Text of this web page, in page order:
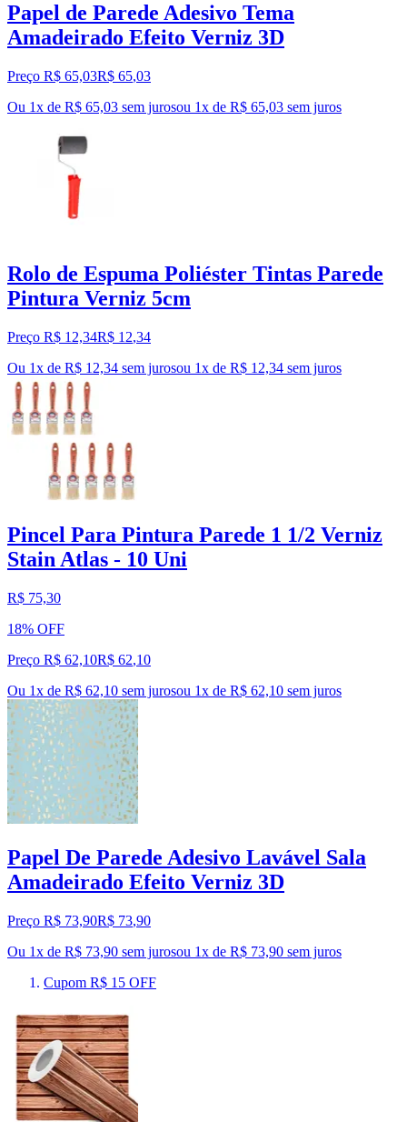
Papel de Parede Adesivo Tema
Amadeirado Efeito Verniz 3D
Preço R$ 65,03R$ 65,03
Ou 1x de R$ 65,03 sem jurosou 1x de R$ 65,03 sem juros
Rolo de Espuma Poliéster Tintas Parede
Pintura Verniz 5cm
Preço R$ 12,34R$ 12,34
Ou 1x de R$ 12,34 sem jurosou 1x de R$ 12,34 sem juros
Pincel Para Pintura Parede 1 1/2 Verniz
Stain Atlas - 10 Uni
R$ 75,30
18% OFF
Preço R$ 62,10R$ 62,10
Ou 1x de R$ 62,10 sem jurosou 1x de R$ 62,10 sem juros
Papel De Parede Adesivo Lavável Sala
Amadeirado Efeito Verniz 3D
Preço R$ 73,90R$ 73,90
Ou 1x de R$ 73,90 sem jurosou 1x de R$ 73,90 sem juros
Cupom R$ 15 OFF